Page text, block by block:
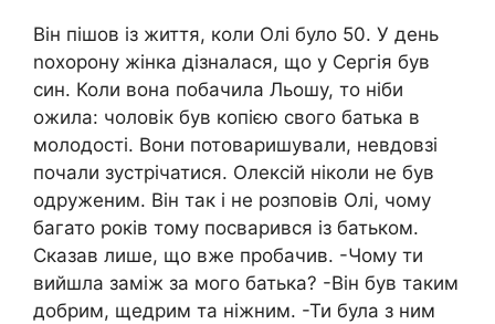
Він пішов із життя, коли Олі було 50. У день
nохорону жінка дізналася, що у Сергія був
син. Коли вона побачила Льошу, то ніби
ожила: чоловік був копією свого батька в
молодості. Вони потоваришували, невдовзі
почали зустрічатися. Олексій ніколи не був
одруженим. Він так і не розповів Олі, чому
багато років тому посварився із батьком.
Сказав лише, що вже пробачив. -Чому ти
вийшла заміж за мого батька? -Він був таким
добрим, щедрим та ніжним. -Ти була з ним